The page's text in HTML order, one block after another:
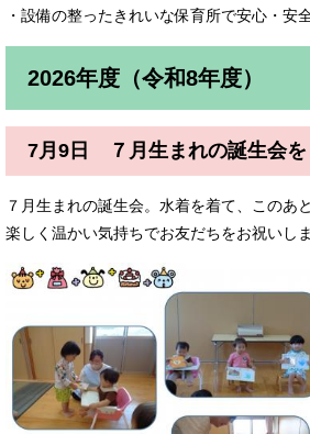
・設備の整ったきれいな保育所で安心・安
2026年度（令和8年度）
7月9日 ７月生まれの誕生会を
７月生まれの誕生会。水着を着て、このあ
楽しく温かい気持ちでお友だちをお祝いしま